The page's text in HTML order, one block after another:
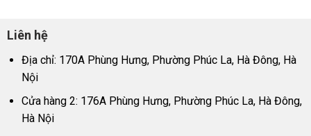
Liên hệ
Địa chỉ: 170A Phùng Hưng, Phường Phúc La, Hà Đông, Hà
Nội
Cửa hàng 2: 176A Phùng Hưng, Phường Phúc La, Hà Đông,
Hà Nội